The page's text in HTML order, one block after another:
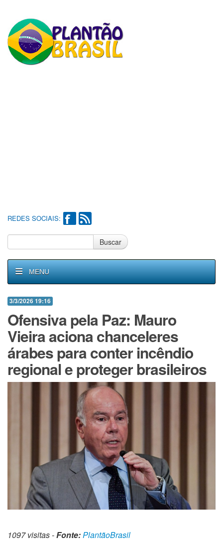
REDES SOCIAIS:
Buscar
MENU
3/3/2026 19:16
Ofensiva pela Paz: Mauro
Vieira aciona chanceleres
árabes para conter incêndio
regional e proteger brasileiros
1097 visitas -Fonte:PlantãoBrasil